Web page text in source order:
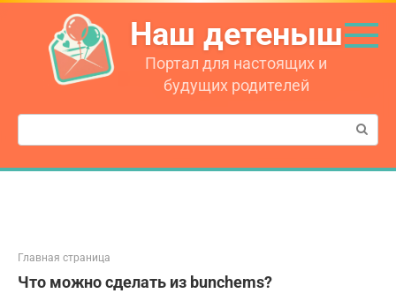
Перейти
контенту
Наш детеныш
Портал для настоящих и
будущих родителей
Поиск:
Главная страница
Что можно сделать из bunchems?